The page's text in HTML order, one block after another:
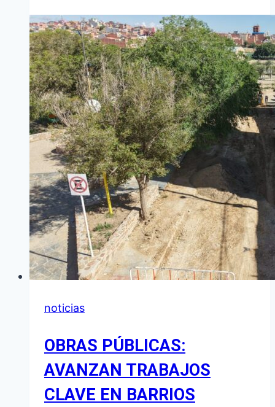
Y
REDES
SOCIALES
IMPULSA
UNA
NUEVA
ESTRATEGIA
TURÍSTICA
EN
LA
QUIACA
noticias
OBRAS PÚBLICAS:
AVANZAN TRABAJOS
CLAVE EN BARRIOS